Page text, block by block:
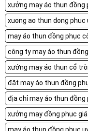
xưởng may áo thun đồng
xuong ao thun dong
may áo thun đồng phục
công ty may áo thun
xưởng may áo thun cổ
đặt may áo thun đồng
địa chỉ may áo thun đồng
xưởng may đồng phục